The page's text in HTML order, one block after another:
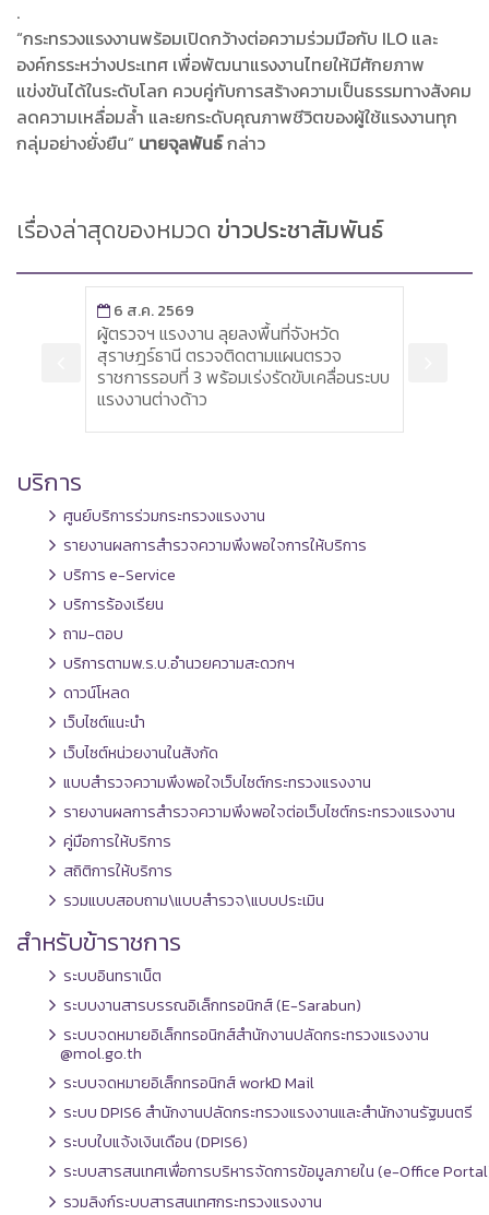
.
“กระทรวงแรงงานพร้อมเปิดกว้างต่อความร่วมมือกับ ILO และ
องค์กรระหว่างประเทศ เพื่อพัฒนาแรงงานไทยให้มีศักยภาพ
แข่งขันได้ในระดับโลก ควบคู่กับการสร้างความเป็นธรรมทางสังคม
ลดความเหลื่อมล้ำ และยกระดับคุณภาพชีวิตของผู้ใช้แรงงานทุก
กลุ่มอย่างยั่งยืน” นายจุลพันธ์กล่าว
เรื่องล่าสุดของหมวด ข่าวประชาสัมพันธ์
6 ส.ค. 2569
ผู้ตรวจฯ แรงงาน ลุยลงพื้นที่จังหวัด
สุราษฎร์ธานี ตรวจติดตามแผนตรวจ
ราชการรอบที่ 3 พร้อมเร่งรัดขับเคลื่อนระบบ
แรงงานต่างด้าว
บริการ
ศูนย์บริการร่วมกระทรวงแรงงาน
รายงานผลการสำรวจความพึงพอใจการให้บริการ
บริการ e-Service
บริการร้องเรียน
ถาม-ตอบ
บริการตามพ.ร.บ.อำนวยความสะดวกฯ
ดาวน์โหลด
เว็บไซต์แนะนำ
เว็บไซต์หน่วยงานในสังกัด
แบบสำรวจความพึงพอใจเว็บไซต์กระทรวงแรงงาน
รายงานผลการสำรวจความพึงพอใจต่อเว็บไซต์กระทรวงแรงงาน
คู่มือการให้บริการ
สถิติการให้บริการ
รวมแบบสอบถาม\แบบสำรวจ\แบบประเมิน
สำหรับข้าราชการ
ระบบอินทราเน็ต
ระบบงานสารบรรณอิเล็กทรอนิกส์ (E-Sarabun)
ระบบจดหมายอิเล็กทรอนิกส์สำนักงานปลัดกระทรวงแรงงาน
@mol.go.th
ระบบจดหมายอิเล็กทรอนิกส์ workD Mail
ระบบ DPIS6 สำนักงานปลัดกระทรวงแรงงานและสำนักงานรัฐมนตรี
ระบบใบแจ้งเงินเดือน (DPIS6)
ระบบสารสนเทศเพื่อการบริหารจัดการข้อมูลภายใน (e-Office
รวมลิงก์ระบบสารสนเทศกระทรวงแรงงาน